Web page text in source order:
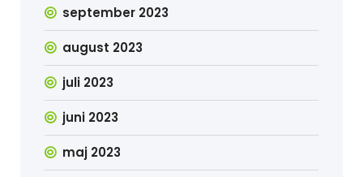
september 2023
august 2023
juli 2023
juni 2023
maj 2023